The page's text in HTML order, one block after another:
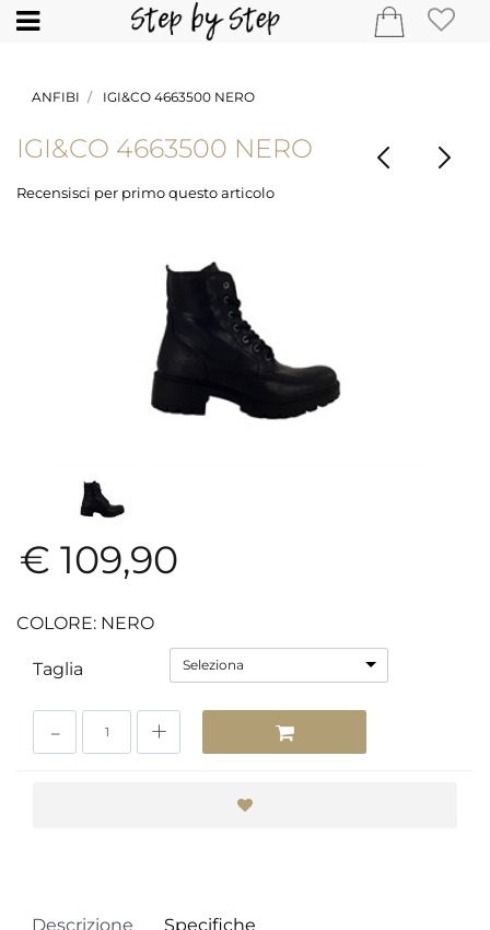
Open
ANFIBI IGI&CO 4663500 NERO
IGI&CO 4663500 NERO
Recensisci per primo questo articolo
€ 109,90
COLORE: NERO
Taglia Seleziona
Descrizione Specifiche